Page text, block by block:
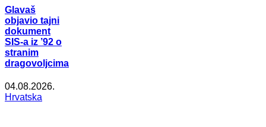
Glavaš
objavio tajni
dokument
SIS-a iz ’92 o
stranim
dragovoljcima
04.08.2026.
Hrvatska